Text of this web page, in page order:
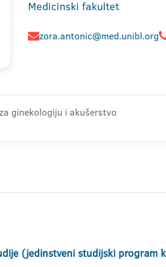
Medicinski fakultet
zora.antonic@med.unibl.org
ginekologiju i akušerstvo
(jedinstveni studijski program